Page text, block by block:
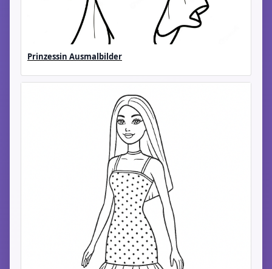
Prinzessin Ausmalbilder